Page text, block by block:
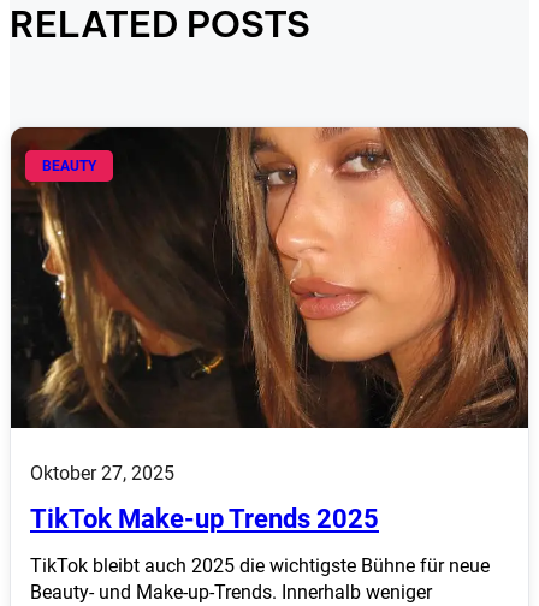
RELATED POSTS
BEAUTY
Oktober 27, 2025
TikTok Make-up Trends 2025
TikTok bleibt auch 2025 die wichtigste Bühne für neue
Beauty- und Make-up-Trends. Innerhalb weniger